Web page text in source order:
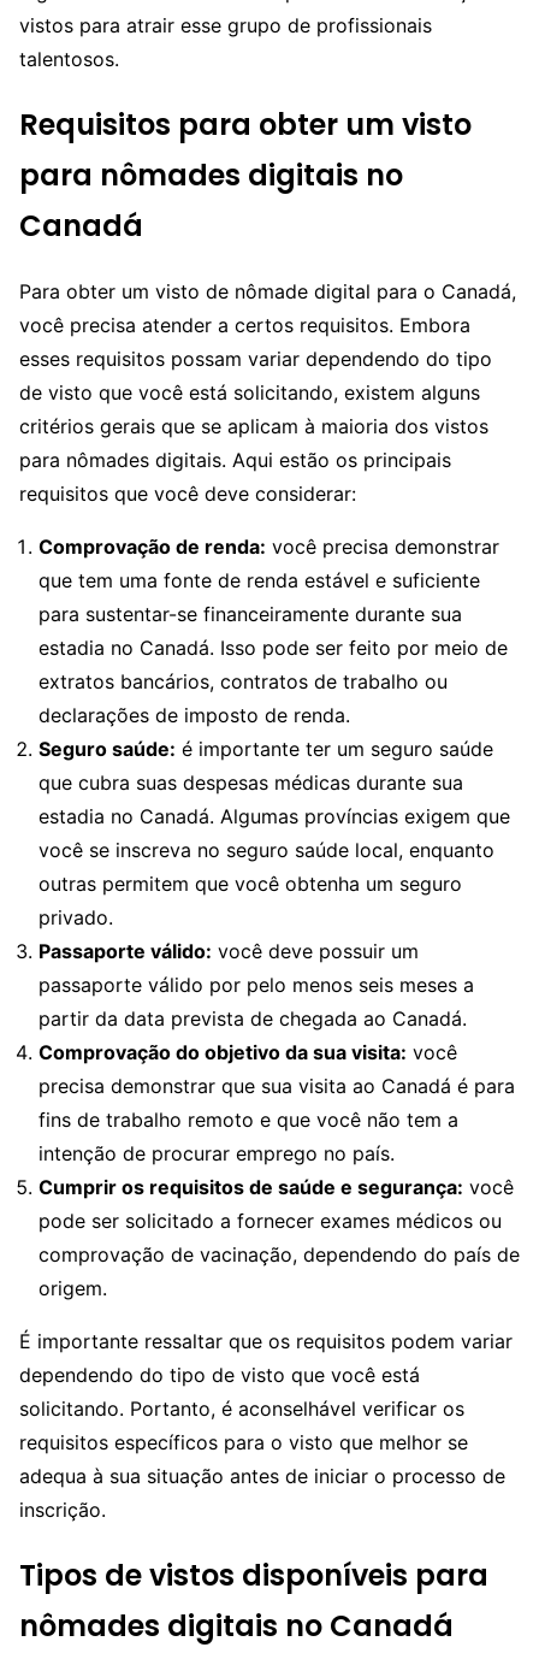
vistos para atrair esse grupo de profissionais
talentosos.
Requisitos para obter um visto
para nômades digitais no
Canadá
Para obter um visto de nômade digital para o Canadá,
você precisa atender a certos requisitos. Embora
esses requisitos possam variar dependendo do tipo
de visto que você está solicitando, existem alguns
critérios gerais que se aplicam à maioria dos vistos
para nômades digitais. Aqui estão os principais
requisitos que você deve considerar:
Comprovação de renda: você precisa demonstrar
que tem uma fonte de renda estável e suficiente
para sustentar-se financeiramente durante sua
estadia no Canadá. Isso pode ser feito por meio de
extratos bancários, contratos de trabalho ou
declarações de imposto de renda.
Seguro saúde: é importante ter um seguro saúde
que cubra suas despesas médicas durante sua
estadia no Canadá. Algumas províncias exigem que
você se inscreva no seguro saúde local, enquanto
outras permitem que você obtenha um seguro
privado.
Passaporte válido: você deve possuir um
passaporte válido por pelo menos seis meses a
partir da data prevista de chegada ao Canadá.
Comprovação do objetivo da sua visita: você
precisa demonstrar que sua visita ao Canadá é para
fins de trabalho remoto e que você não tem a
intenção de procurar emprego no país.
Cumprir os requisitos de saúde e segurança: você
pode ser solicitado a fornecer exames médicos ou
comprovação de vacinação, dependendo do país de
origem.
É importante ressaltar que os requisitos podem variar
dependendo do tipo de visto que você está
solicitando. Portanto, é aconselhável verificar os
requisitos específicos para o visto que melhor se
adequa à sua situação antes de iniciar o processo de
inscrição.
Tipos de vistos disponíveis para
nômades digitais no Canadá